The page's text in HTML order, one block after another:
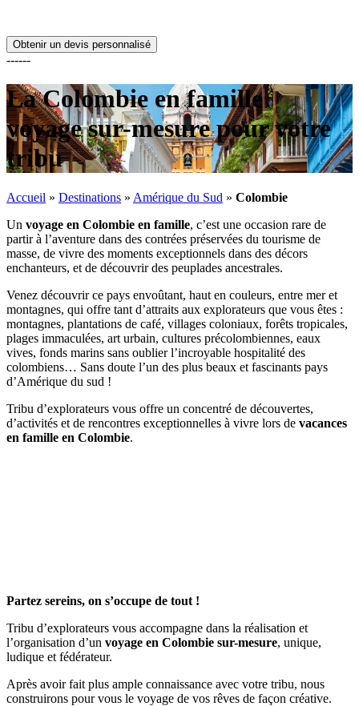
Obtenir un devis personnalisé
------
La Colombie en famille
voyage sur-mesure pour votre
tribu
Accueil » Destinations » Amérique du Sud » Colombie
Un voyage en Colombie en famille, c’est une occasion rare de
partir à l’aventure dans des contrées préservées du tourisme de
masse, de vivre des moments exceptionnels dans des décors
enchanteurs, et de découvrir des peuplades ancestrales.
Venez découvrir ce pays envoûtant, haut en couleurs, entre mer et
montagnes, qui offre tant d’attraits aux explorateurs que vous êtes :
montagnes, plantations de café, villages coloniaux, forêts tropicales,
plages immaculées, art urbain, cultures précolombiennes, eaux
vives, fonds marins sans oublier l’incroyable hospitalité des
colombiens… Sans doute l’un des plus beaux et fascinants pays
d’Amérique du sud !
Tribu d’explorateurs vous offre un concentré de découvertes,
d’activités et de rencontres exceptionnelles à vivre lors de vacances
en famille en Colombie.
Partez sereins, on s’occupe de tout !
Tribu d’explorateurs vous accompagne dans la réalisation et
l’organisation d’un voyage en Colombie sur-mesure, unique,
ludique et fédérateur.
Après avoir fait plus ample connaissance avec votre tribu, nous
construirons pour vous le voyage de vos rêves de façon créative.